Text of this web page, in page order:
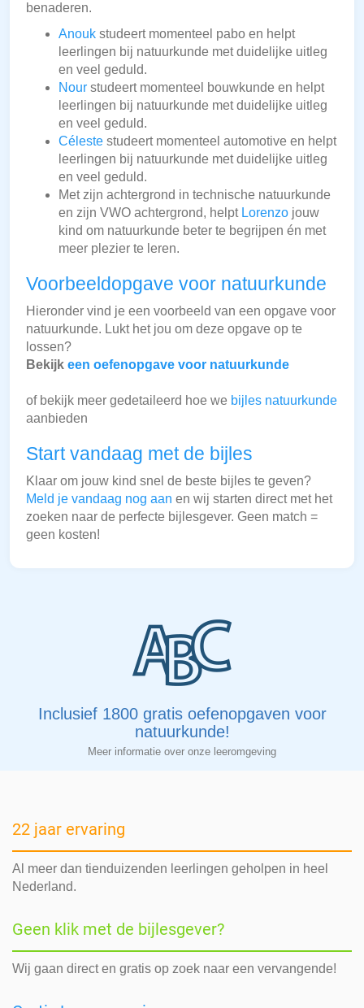
benaderen.
Anouk studeert momenteel pabo en helpt
leerlingen bij natuurkunde met duidelijke uitleg
en veel geduld.
Nour studeert momenteel bouwkunde en helpt
leerlingen bij natuurkunde met duidelijke uitleg
en veel geduld.
Céleste studeert momenteel automotive en helpt
leerlingen bij natuurkunde met duidelijke uitleg
en veel geduld.
Met zijn achtergrond in technische natuurkunde
en zijn VWO achtergrond, helpt Lorenzo jouw
kind om natuurkunde beter te begrijpen én met
meer plezier te leren.
Voorbeeldopgave voor natuurkunde
Hieronder vind je een voorbeeld van een opgave voor
natuurkunde. Lukt het jou om deze opgave op te
lossen?
Bekijk een oefenopgave voor natuurkunde
of bekijk meer gedetaileerd hoe we bijles natuurkunde
aanbieden
Start vandaag met de bijles
Klaar om jouw kind snel de beste bijles te geven?
Meld je vandaag nog aan en wij starten direct met het
zoeken naar de perfecte bijlesgever. Geen match =
geen kosten!
Inclusief 1800 gratis oefenopgaven voor
natuurkunde!
Meer informatie over onze leeromgeving
22 jaar ervaring
Al meer dan tienduizenden leerlingen geholpen in heel
Nederland.
Geen klik met de bijlesgever?
Wij gaan direct en gratis op zoek naar een vervangende!